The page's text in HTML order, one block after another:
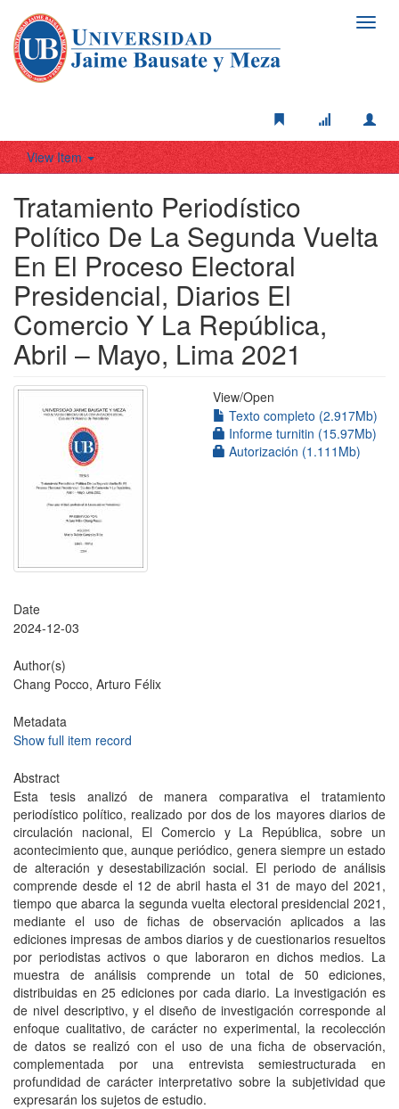
View Item
Tratamiento Periodístico
Político De La Segunda Vuelta
En El Proceso Electoral
Presidencial, Diarios El
Comercio Y La República,
Abril – Mayo, Lima 2021
View/Open
Texto completo (2.917Mb)
Informe turnitin (15.97Mb)
Autorización (1.111Mb)
Date
2024-12-03
Author(s)
Chang Pocco, Arturo Félix
Metadata
Show full item record
Abstract
Esta tesis analizó de manera comparativa el tratamiento
periodístico político, realizado por dos de los mayores diarios de
circulación nacional, El Comercio y La República, sobre un
acontecimiento que, aunque periódico, genera siempre un estado
de alteración y desestabilización social. El periodo de análisis
comprende desde el 12 de abril hasta el 31 de mayo del 2021,
tiempo que abarca la segunda vuelta electoral presidencial 2021,
mediante el uso de fichas de observación aplicados a las
ediciones impresas de ambos diarios y de cuestionarios resueltos
por periodistas activos o que laboraron en dichos medios. La
muestra de análisis comprende un total de 50 ediciones,
distribuidas en 25 ediciones por cada diario. La investigación es
de nivel descriptivo, y el diseño de investigación corresponde al
enfoque cualitativo, de carácter no experimental, la recolección
de datos se realizó con el uso de una ficha de observación,
complementada por una entrevista semiestructurada en
profundidad de carácter interpretativo sobre la subjetividad que
expresarán los sujetos de estudio.